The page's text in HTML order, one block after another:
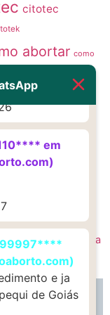
citotec
abortar como
cytotec
comprar
cytotec
o remedio cytotec
ru486 Sitotec
venda
em
e ja
de Goiás